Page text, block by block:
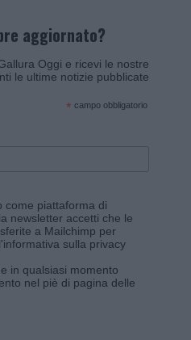
aggiornato?
Oggi e ricevi le nostre
le ultime notizie pubblicate
* campo obbligatorio
come piattaforma di
newsletter accetti che le
a Mailchimp per
sulla privacy
in qualsiasi momento
nel piè di pagina delle